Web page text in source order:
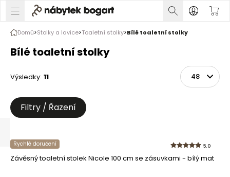
Domů Stolky a lavice Toaletní stolky Bílé toaletní stolky
Bílé toaletní stolky
Řadit
Výsledky: 11 Na stránce
Filtry / Řazení
Rychlé doručení 5.0
Závěsný toaletní stolek Nicole 100 cm se zásuvkami - bílý mat